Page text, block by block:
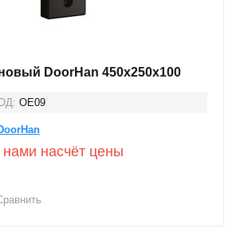
DoorHan 450х250х100
OE09
насчёт цены